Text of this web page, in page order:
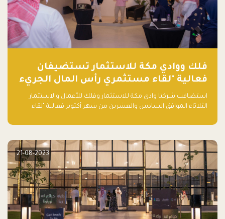
فلك ووادي مكة للاستثمار تستضيفان
فعالية "لقاء مستثمري رأس المال الجريء
في المنطقة"
استضافت شركتا وادي مكة للاستثمار وفلك للأعمال والاستثمار
الثلاثاء الموافق السادس والعشرين من شهر أكتوبر فعالية "لقاء
مشاركاً من أبرز صناديق رأس المال الجريء وممثلي المؤسسات
21-08-2023